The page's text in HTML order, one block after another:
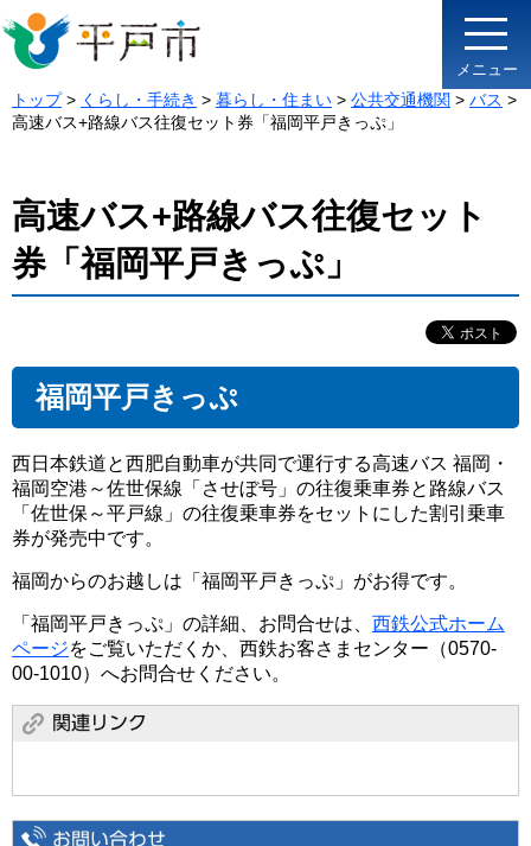
メニュー
トップ> くらし・手続き > 暮らし・住まい > 公共交通機関 > バス >
高速バス+路線バス往復セット券「福岡平戸きっぷ」
高速バス+路線バス往復セット
券「福岡平戸きっぷ」
福岡平戸きっぷ
西日本鉄道と西肥自動車が共同で運行する高速バス 福岡・
福岡空港～佐世保線「させぼ号」の往復乗車券と路線バス
「佐世保～平戸線」の往復乗車券をセットにした割引乗車
券が発売中です。
福岡からのお越しは「福岡平戸きっぷ」がお得です。
「福岡平戸きっぷ」の詳細、お問合せは、 西鉄公式ホーム
ページをご覧いただくか、西鉄お客さまセンター（0570-
00-1010）へお問合せください。